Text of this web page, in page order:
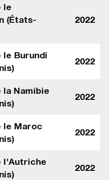
le
(États-
2022
Burundi
2022
Namibie
2022
le Maroc
2022
l'Autriche
2022